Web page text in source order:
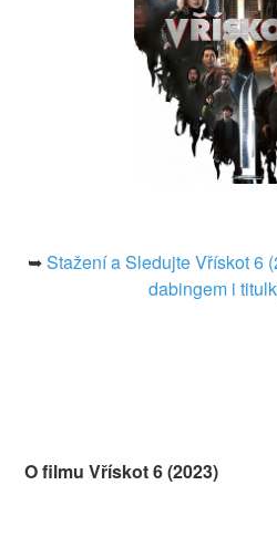
➥Stažení a Sledujte Vřískot 6
dabingem i
O filmu Vřískot 6 (2023)